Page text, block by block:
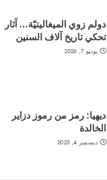
دولم زوي الميغاليتيّة… آثار
تحكي تاريخ آلاف السنين
يونيو 7, 2026
ديهيا: رمز من رموز دزاير
الخالدة
ديسمبر 4, 2025